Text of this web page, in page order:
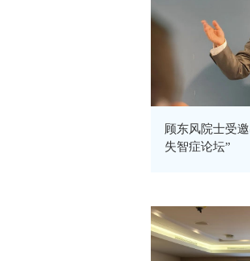
顾东风院士受
失智症论坛”